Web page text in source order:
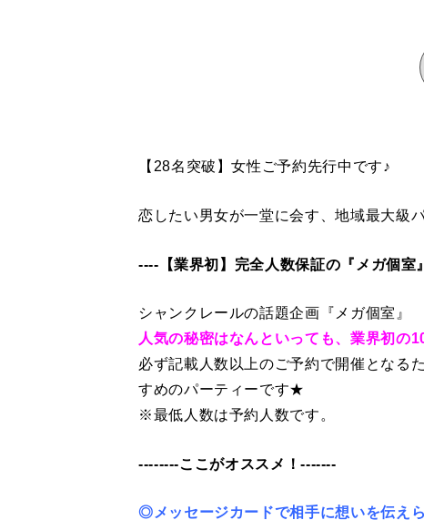
【28名突破】女性ご予約先行中です♪
恋したい男女が一堂に会す、地域最大級
----【業界初】完全人数保証の『メガ個室
シャンクレールの話題企画『メガ個室』
人気の秘密はなんといっても、業界初の
必ず記載人数以上のご予約で開催となる
すめのパーティーです★
※最低人数は予約人数です。
--------ここがオススメ！-------
◎メッセージカードで相手に想いを伝えら